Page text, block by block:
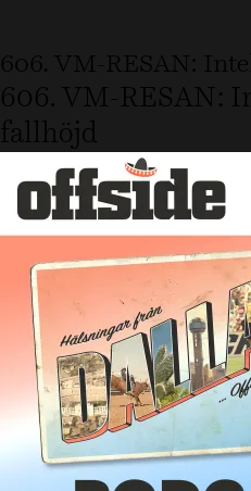
606. VM-RESAN:
606. VM-RESAN:
fallhöjd